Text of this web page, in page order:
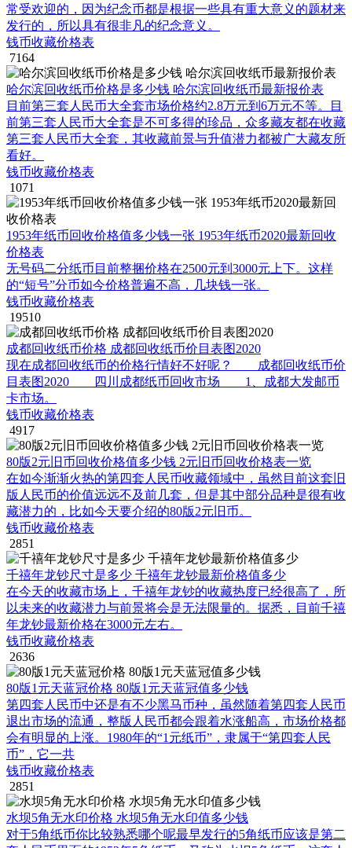
常受欢迎的，因为纪念币都是根据一些具有重大意义的题材来
发行的，所以具有很非凡的纪念意义。
钱币收藏价格表
7164
哈尔滨回收纸币价格是多少钱 哈尔滨回收纸币最新报价表
目前第三套人民币大全套市场价格约2.8万元到6万元不等。目
前第三套人民币大全套是不可多得的珍品，众多藏友都在收藏
第三套人民币大全套，其收藏前景与升值潜力都被广大藏友所
看好。
钱币收藏价格表
1071
1953年纸币回收价格值多少钱一张 1953年纸币2020最新回收
价格表
无号码二分纸币目前整捆价格在2500元到3000元上下。这样
的“短号”分币如今价格普遍不高，几块钱一张。
钱币收藏价格表
19510
成都回收纸币价格 成都回收纸币价目表图2020
现在成都回收纸币的价格行情好不好呢？ 成都回收纸币价
目表图2020 四川成都纸币回收市场 1、成都大发邮币
卡市场。
钱币收藏价格表
4917
80版2元旧币回收价格值多少钱 2元旧币回收价格表一览
在如今渐渐火热的第四套人民币收藏领域中，虽然目前这套旧
版人民币的价值远远不及前几套，但是其中部分品种是很有收
藏潜力的，比如今天要介绍的80版2元旧币。
钱币收藏价格表
2851
千禧年龙钞尺寸是多少 千禧年龙钞最新价格值多少
在今天的收藏市场上，千禧年龙钞的收藏热度已经很高了，所
以未来的收藏潜力与前景将会是无法限量的。据悉，目前千禧
年龙钞最新价格在3000元左右。
钱币收藏价格表
2636
80版1元天蓝冠价格 80版1元天蓝冠值多少钱
第四套人民币中还是有不少黑马币种，虽然随着第四套人民币
退出市场的流通，整版人民币都会跟着水涨船高，市场价格都
会有明显的上涨。1980年的“1元纸币”，隶属于“第四套人民
币”，它一共
钱币收藏价格表
2851
水坝5角无水印价格 水坝5角无水印值多少钱
对于5角纸币你比较熟悉哪个呢最早发行的5角纸币应该是第二